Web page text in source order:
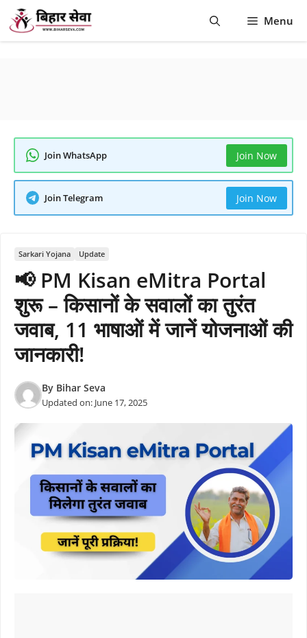
Skip
content
Menu
Join WhatsApp Join Now
Join Telegram Join Now
Sarkari Yojana Update
📢 PM Kisan eMitra Portal
शुरू – किसानों के सवालों का तुरंत
जवाब, 11 भाषाओं में जानें योजनाओं की
जानकारी!
By Bihar Seva
Updated on: June 17, 2025